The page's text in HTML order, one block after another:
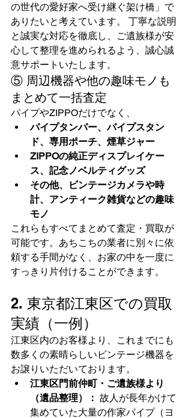
の世代の愛好家へ受け継ぐ架け橋」で
ありたいと考えています。 丁寧な説明
と誠実な対応を徹底し、ご遺族様が安
心して整理を進められるよう、誠心誠
意サポートいたします。
⑤ 周辺機器や他の趣味モノも
まとめて一括査定
パイプやZIPPOだけでなく、
パイプタンパー、パイプスタン
ド、専用ポーチ、煙草ジャー
ZIPPOの純正ディスプレイケー
ス、記念ノベルティグッズ
その他、ビンテージカメラや時
計、アンティーク雑貨などの趣味
モノ
これらもすべてまとめて査定・買取が
可能です。あちこちの業者に別々に依
頼する手間がなく、お家の中を一度に
すっきり片付けることができます。
2. 東京都江東区での買取
実績（一例）
江東区内のお客様より、これまでにも
数多くの素晴らしいビンテージ機器を
お譲りいただいております。
江東区門前仲町・ご遺族様より
（遺品整理）： 故人が長年かけて
集めていた大量の作家パイプ（ヨ